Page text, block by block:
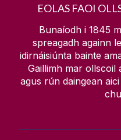
EOLAS FAOI
Bunaíodh i 1845
spreagadh againn le
idirnáisiúnta bainte
Gaillimh mar ollscoil
agus rún daingean